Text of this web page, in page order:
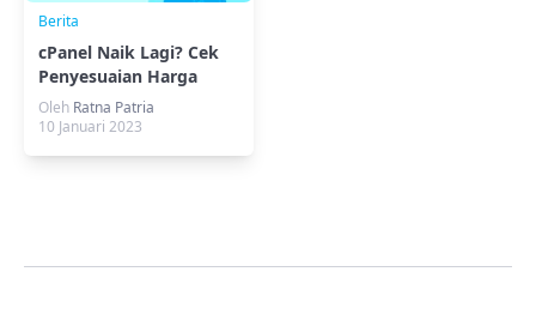
Berita
cPanel Naik Lagi? Cek
Penyesuaian Harga
Baru DomaiNesia
Oleh Ratna Patria
10 Januari 2023